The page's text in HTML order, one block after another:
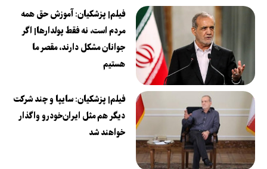
فیلم| پزشکیان: آموزش حق همه
مردم است، نه فقط پولدارها| اگر
جوانان مشکل دارند، مقصر ما
هستیم
فیلم| پزشکیان: سایپا و چند شرکت
دیگر هم مثل ایران‌خودرو واگذار
خواهند شد